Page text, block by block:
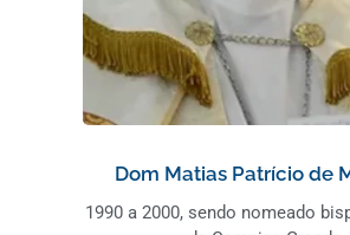
Dom Matias Patrício de
1990 a 2000, sendo nomeado